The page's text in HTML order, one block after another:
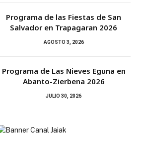
Programa de las Fiestas de San
Salvador en Trapagaran 2026
AGOSTO 3, 2026
Programa de Las Nieves Eguna en
Abanto-Zierbena 2026
JULIO 30, 2026